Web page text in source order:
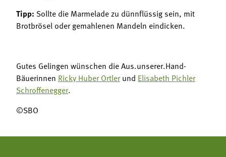
Tipp: Sollte die Marmelade zu dünnflüssig sein, mit
Brotbrösel oder gemahlenen Mandeln eindicken.
Gutes Gelingen wünschen die Aus.unserer.Hand-
Bäuerinnen Ricky Huber Ortlerund Elisabeth Pichler
Schroffenegger.
©SBO